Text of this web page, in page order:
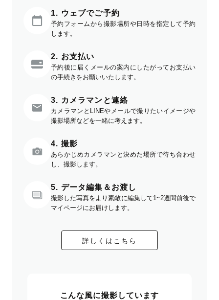
1. ウェブでご予約
予約フォームから撮影場所や日時を指定して予約
します。
2. お支払い
予約後に届くメールの案内にしたがってお支払い
の手続きをお願いいたします。
3. カメラマンと連絡
カメラマンとLINEやメールで撮りたいイメージや
撮影場所などを一緒に考えます。
4. 撮影
あらかじめカメラマンと決めた場所で待ち合わせ
し、撮影します。
5. データ編集＆お渡し
撮影した写真をより素敵に編集して1~2週間前後で
マイページにお届けします。
詳しくはこちら
こんな風に撮影しています